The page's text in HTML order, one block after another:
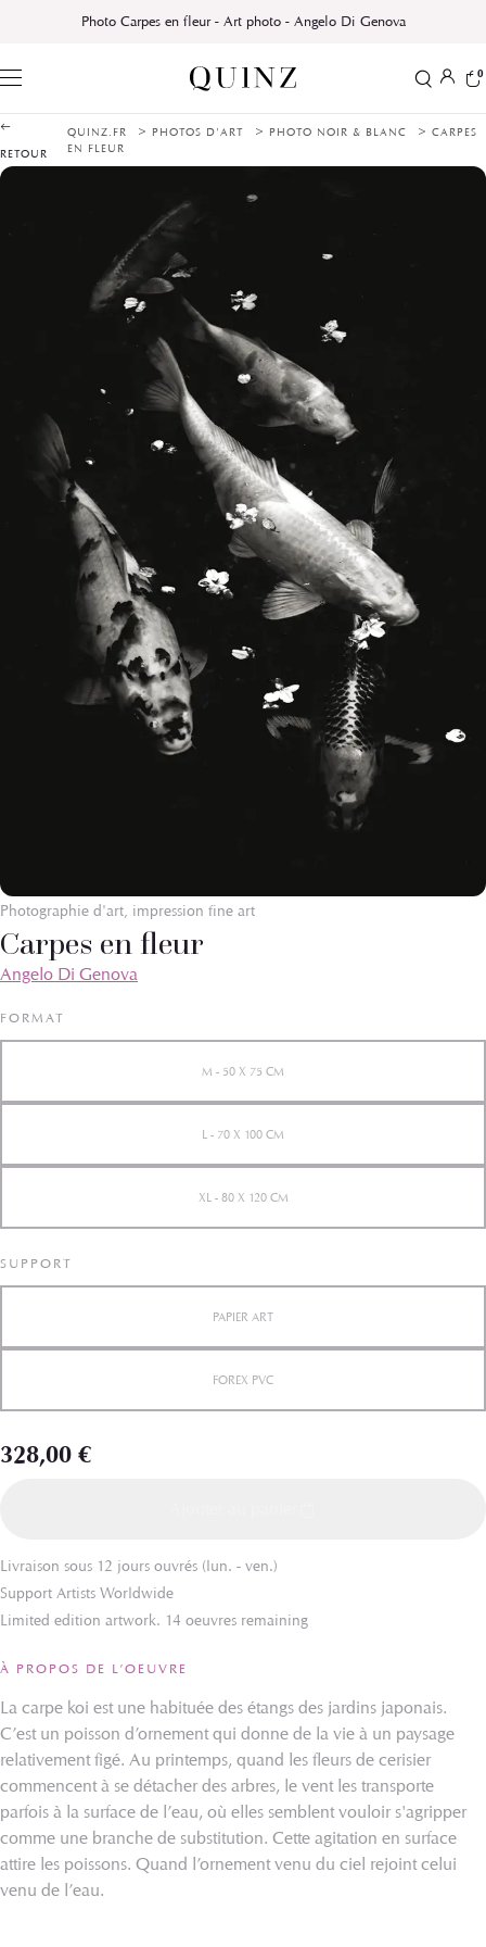
Photo Carpes en fleur - Art photo - Angelo Di Genova
0
QUINZ.FR > PHOTOS D'ART > PHOTO NOIR & BLANC > CARPES
EN FLEUR
RETOUR
Carpes en fleur
Photographie d'art, impression fine art
Angelo Di Genova
FORMAT
M - 50 X 75 CM
L - 70 X 100 CM
XL - 80 X 120 CM
SUPPORT
PAPIER ART
FOREX PVC
328,00 €
Livraison sous 12 jours ouvrés (lun. - ven.)
Support Artists Worldwide
Limited edition artwork. 14 oeuvres remaining
À PROPOS DE L’OEUVRE
La carpe koi est une habituée des étangs des jardins japonais.
C’est un poisson d’ornement qui donne de la vie à un paysage
relativement figé. Au printemps, quand les fleurs de cerisier
commencent à se détacher des arbres, le vent les transporte
parfois à la surface de l’eau, où elles semblent vouloir s'agripper
comme une branche de substitution. Cette agitation en surface
attire les poissons. Quand l’ornement venu du ciel rejoint celui
venu de l’eau.